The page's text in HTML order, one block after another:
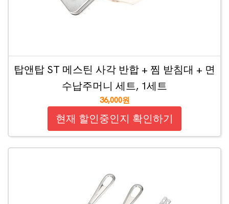
탑앤탑 ST 메스틴 사각 반합 + 찜 받침대 + 면
수납주머니 세트, 1세트
36,000원
현재 할인중인지 확인하기